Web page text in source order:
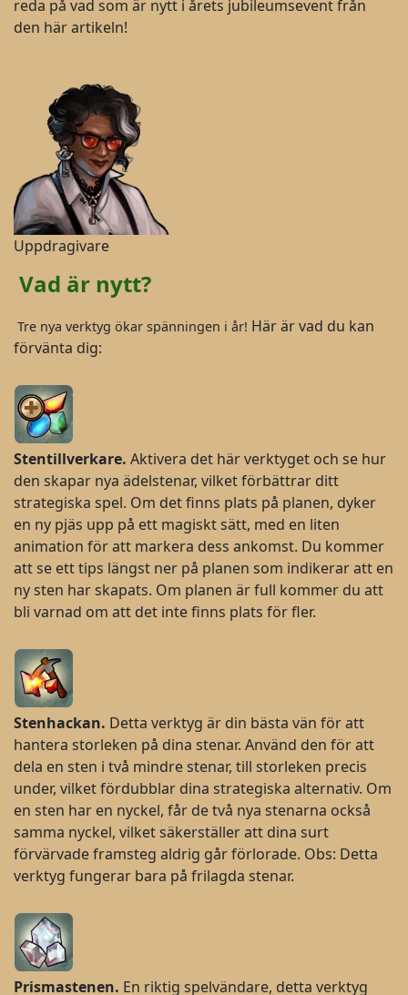
reda på vad som är nytt i årets jubileumsevent från
den här artikeln!
Uppdragivare
Vad är nytt?
Tre nya verktyg ökar spänningen i år! Här är vad du kan
förvänta dig:
Stentillverkare. Aktivera det här verktyget och se hur
den skapar nya ädelstenar, vilket förbättrar ditt
strategiska spel. Om det finns plats på planen, dyker
en ny pjäs upp på ett magiskt sätt, med en liten
animation för att markera dess ankomst. Du kommer
att se ett tips längst ner på planen som indikerar att en
ny sten har skapats. Om planen är full kommer du att
bli varnad om att det inte finns plats för fler.
Stenhackan. Detta verktyg är din bästa vän för att
hantera storleken på dina stenar. Använd den för att
dela en sten i två mindre stenar, till storleken precis
under, vilket fördubblar dina strategiska alternativ. Om
en sten har en nyckel, får de två nya stenarna också
samma nyckel, vilket säkerställer att dina surt
förvärvade framsteg aldrig går förlorade. Obs: Detta
verktyg fungerar bara på frilagda stenar.
Prismastenen. En riktig spelvändare, detta verktyg